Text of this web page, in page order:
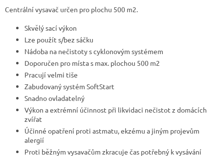
Centrální vysavač určen pro plochu 500 m2.
Skvělý sací výkon
Lze použít s/bez sáčku
Nádoba na nečistoty s cyklonovým systémem
Doporučen pro místa s max. plochou 500 m2
Pracují velmi tiše
Zabudovaný systém SoftStart
Snadno ovladatelný
Výkon a extrémní účinnost při likvidaci nečistot z domácích
zvířat
Účinné opatření proti astmatu, ekzému a jiným projevům
alergií
Proti běžným vysavačům zkracuje čas potřebný k vysávání